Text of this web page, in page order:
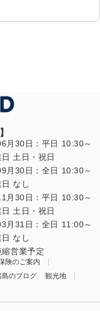
月30日：平日 10:30～
土日・祝日
月30日：全日 10:30～
なし
月30日：平日 10:30～
土日・祝日
月31日：全日 11:00～
なし
営業予定
険のご案内
島のブログ
観光地